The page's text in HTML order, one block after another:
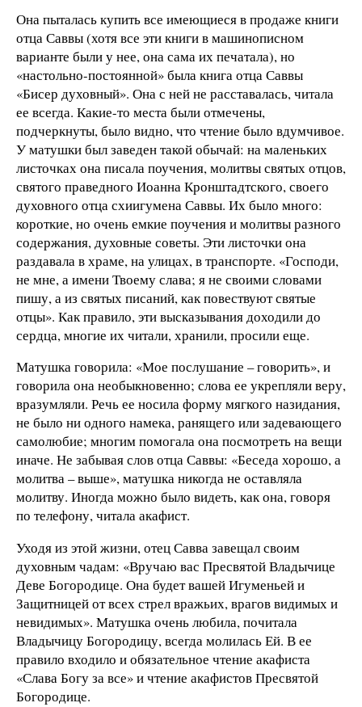
Она пыталась купить все имеющиеся в продаже книги
отца Саввы (хотя все эти книги в машинописном
варианте были у нее, она сама их печатала), но
«настольно-постоянной» была книга отца Саввы
«Бисер духовный». Она с ней не расставалась, читала
ее всегда. Какие-то места были отмечены,
подчеркнуты, было видно, что чтение было вдумчивое.
У матушки был заведен такой обычай: на маленьких
листочках она писала поучения, молитвы святых отцов,
святого праведного Иоанна Кронштадтского, своего
духовного отца схиигумена Саввы. Их было много:
короткие, но очень емкие поучения и молитвы разного
содержания, духовные советы. Эти листочки она
раздавала в храме, на улицах, в транспорте. «Господи,
не мне, а имени Твоему слава; я не своими словами
пишу, а из святых писаний, как повествуют святые
отцы». Как правило, эти высказывания доходили до
сердца, многие их читали, хранили, просили еще.
Матушка говорила: «Мое послушание – говорить», и
говорила она необыкновенно; слова ее укрепляли веру,
вразумляли. Речь ее носила форму мягкого назидания,
не было ни одного намека, ранящего или задевающего
самолюбие; многим помогала она посмотреть на вещи
иначе. Не забывая слов отца Саввы: «Беседа хорошо, а
молитва – выше», матушка никогда не оставляла
молитву. Иногда можно было видеть, как она, говоря
по телефону, читала акафист.
Уходя из этой жизни, отец Савва завещал своим
духовным чадам: «Вручаю вас Пресвятой Владычице
Деве Богородице. Она будет вашей Игуменьей и
Защитницей от всех стрел вражьих, врагов видимых и
невидимых». Матушка очень любила, почитала
Владычицу Богородицу, всегда молилась Ей. В ее
правило входило и обязательное чтение акафиста
«Слава Богу за все» и чтение акафистов Пресвятой
Богородице.